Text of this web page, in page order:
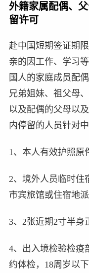
外籍家属配偶、
留许可
赴中国短期签证期
亲的因工作、学习
国人的家庭成员配
兄弟姐妹、祖父母
以及配偶的父母以
内停留的人员针对
1、本人有效护照原
2、境外人员临时住
市宾旅馆或住宿地
3、2张近期2寸半身
4、出入境检验检疫
约体检，18周岁以